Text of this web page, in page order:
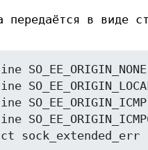
передаётся в виде
sock_extended_err